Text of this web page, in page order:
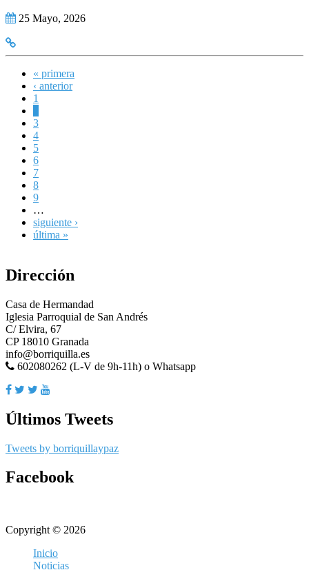
25 Mayo, 2026
Páginas
« primera
‹ anterior
1
3
4
5
6
7
8
9
…
siguiente ›
última »
Dirección
Casa de Hermandad
Iglesia Parroquial de San Andrés
C/ Elvira, 67
CP 18010 Granada
info@borriquilla.es
602080262 (L-V de 9h-11h) o Whatsapp
Últimos Tweets
Tweets by borriquillaypaz
Facebook
Copyright © 2026
Inicio
Noticias